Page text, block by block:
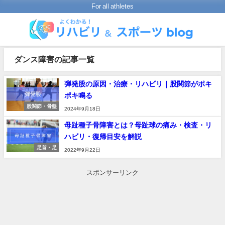
For all athletes
ダンス障害の記事一覧
股関節・骨盤
弾発股の原因・治療・リハビリ｜股関節がポキ
ポキ鳴る
2024年9月18日
足首・足
母趾種子骨障害とは？母趾球の痛み・検査・リ
ハビリ・復帰目安を解説
2022年9月22日
スポンサーリンク